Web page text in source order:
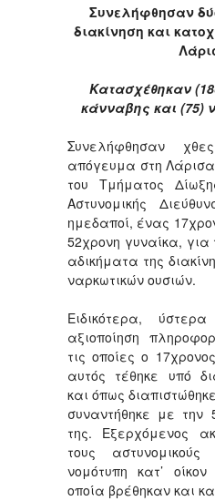
Συνελήφθησαν
διακίνηση και
Κατασχέθηκαν
κάνναβης και (75)
Συνελήφθησαν
απόγευμα στη
του Τμήματος
Αστυνομικής
ημεδαποί, ένας
52χρονη γυναίκα,
αδικήματα της
ναρκωτικών ουσιών.
Ειδικότερα,
αξιοποίηση
τις οποίες ο
αυτός τέθηκε υπό
και όπως
συναντήθηκε με την
της. Εξερχόμενος
τους
νομότυπη κατ’
οποία βρέθηκαν και